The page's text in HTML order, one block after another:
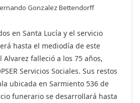
Gonzalez Bettendorff
en Santa Lucía y el servicio
hasta el mediodía de este
Alvarez falleció a los 75 años,
Servicios Sociales. Sus restos
ubicada en Sarmiento 536 de
funerario se desarrollará hasta